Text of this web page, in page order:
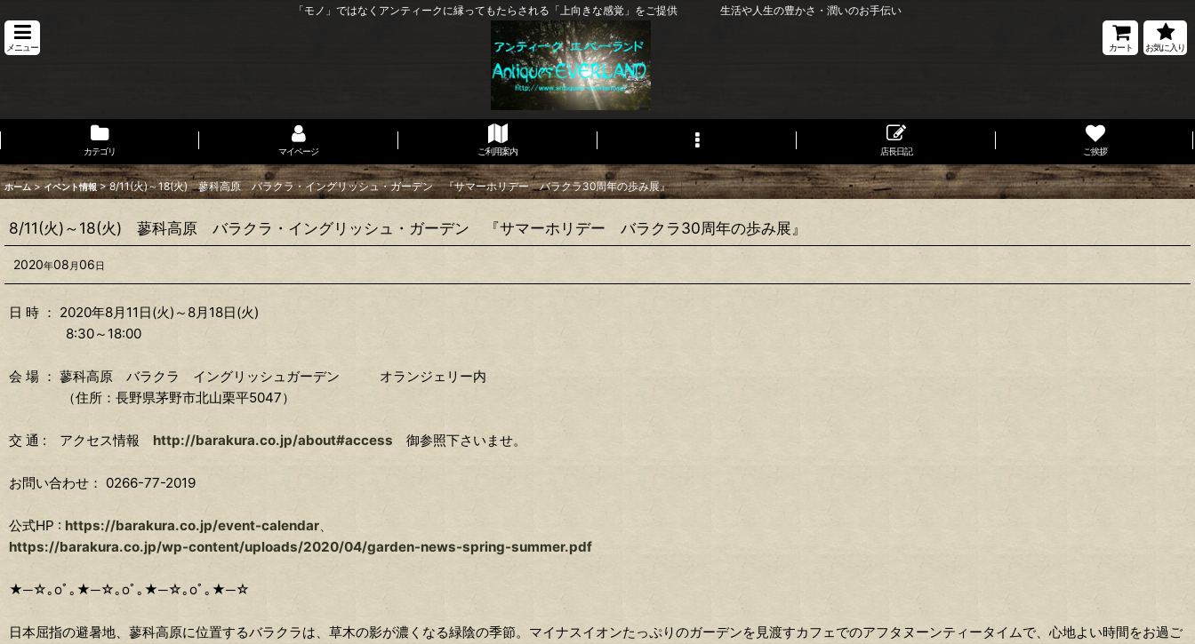
「モノ」ではなくアンティークに縁ってもたらされる「上向きな感覚」をご提供 生活や人生の豊かさ・潤いのお手伝い
メニュー カート お気に入り
カテゴリ マイページ ご利用案内 店長日記 ご挨拶
ホーム > イベント情報 > 8/11(火)～18(火) 蓼科高原 バラクラ・イングリッシュ・ガーデン 『サマーホリデー バラクラ30周年の歩み展』
8/11(火)～18(火) 蓼科高原 バラクラ・イングリッシュ・ガーデン 『サマーホリデー バラクラ30周年の歩み展』
2020年08 月06日
日 時 ： 2020年8月11日(火)～8月18日(火)
8:30～18:00
会 場 ： 蓼科高原 バラクラ イングリッシュガーデン オランジェリー内
（住所：長野県茅野市北山栗平5047）
交 通 : アクセス情報 http://barakura.co.jp/about#access 御参照下さいませ。
お問い合わせ： 0266-77-2019
公式HP : https://barakura.co.jp/event-calendar、
https://barakura.co.jp/wp-content/uploads/2020/04/garden-news-spring-summer.pdf
★─☆｡oﾟ｡★─☆｡oﾟ｡★─☆｡oﾟ｡★─☆
日本屈指の避暑地、蓼科高原に位置するバラクラは、草木の影が濃くなる緑陰の季節。マイナスイオンたっぷりのガーデンを見渡すカフェでのアフタヌーンティータイムで、心地よい時間をお過ご